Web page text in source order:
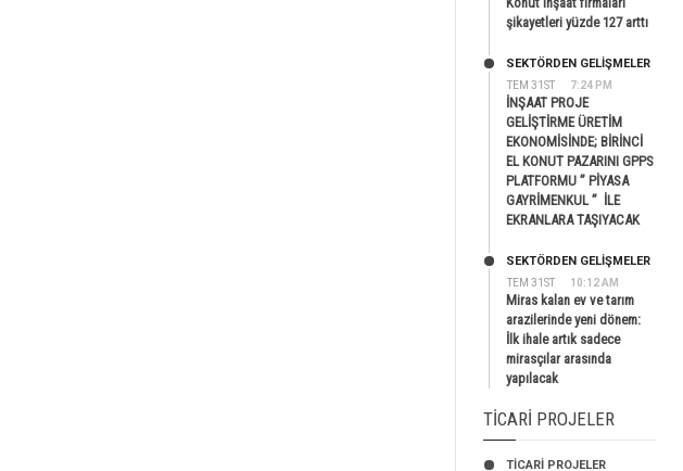
şikayetleri yüzde 127 arttı
TEM 31ST 7:24 PM
SEKTÖRDEN GELIŞMELER
İNŞAAT PROJE
GELİŞTİRME ÜRETİM
EKONOMİSİNDE; BİRİNCİ
EL KONUT PAZARINI GPPS
PLATFORMU ” PİYASA
GAYRİMENKUL ” İLE
EKRANLARA TAŞIYACAK
TEM 31ST 10:12 AM
SEKTÖRDEN GELIŞMELER
Miras kalan ev ve tarım
arazilerinde yeni dönem:
İlk ihale artık sadece
mirasçılar arasında
yapılacak
TICARI PROJELER
TİCARİ PROJELER